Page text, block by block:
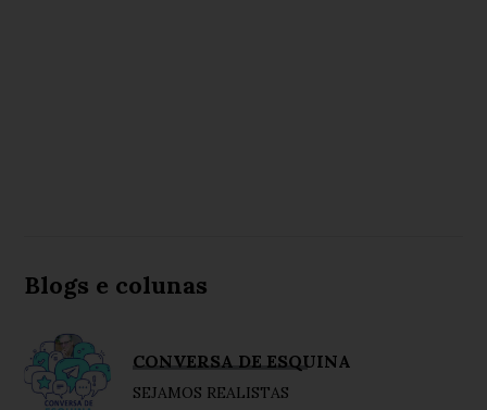
Blogs e colunas
CONVERSA DE ESQUINA
SEJAMOS REALISTAS